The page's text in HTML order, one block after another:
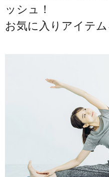
ッシュ！
お気に入りアイテ